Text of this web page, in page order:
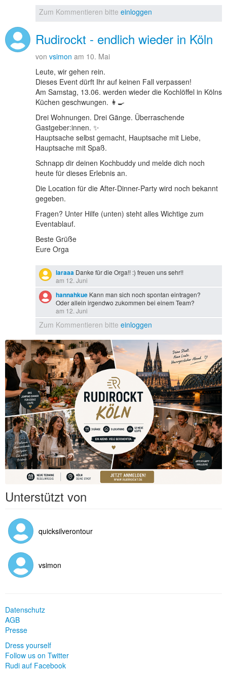
Zum Kommentieren bitte einloggen
Rudirockt - endlich wieder in Köln
von vsimon am 10. Mai
Leute, wir gehen rein.
Dieses Event dürft Ihr auf keinen Fall verpassen!
Am Samstag, 13.06. werden wieder die Kochlöffel in Kölns
Küchen geschwungen. 👩‍🍳
Drei Wohnungen. Drei Gänge. Überraschende
Gastgeber:innen. ✨
Hauptsache selbst gemacht, Hauptsache mit Liebe,
Hauptsache mit Spaß.
Schnapp dir deinen Kochbuddy und melde dich noch
heute für dieses Erlebnis an.
Die Location für die After-Dinner-Party wird noch bekannt
gegeben.
Fragen? Unter Hilfe (unten) steht alles Wichtige zum
Eventablauf.
Beste Grüße
Eure Orga
laraaa Danke für die Orga!! :) freuen uns sehr!!
am 12. Juni
hannahkue Kann man sich noch spontan eintragen?
Oder allein irgendwo zukommen bei einem Team?
am 12. Juni
Zum Kommentieren bitte einloggen
Unterstützt von
quicksilverontour
vsimon
Datenschutz
AGB
Presse
Dress yourself
Follow us on Twitter
Rudi auf Facebook